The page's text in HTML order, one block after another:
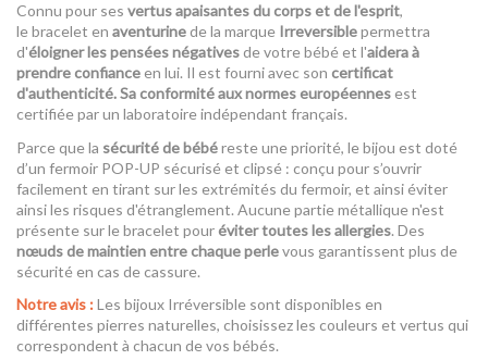
Connu pour ses vertus apaisantes du corps et de l'esprit,
le bracelet en aventurinede la marque Irreversiblepermettra
d'éloigner les pensées négativesde votre bébé et l'aidera à
prendre confiance en lui. Il est fourni avec son certificat
d'authenticité. Sa conformité aux normes européennes est
certifiée par un laboratoire indépendant français.
Parce que la sécurité de bébéreste une priorité, le bijou est doté
d’un fermoir POP-UP sécurisé et clipsé : conçu pour s’ouvrir
facilement en tirant sur les extrémités du fermoir, et ainsi éviter
ainsi les risques d'étranglement. Aucune partie métallique n'est
présente sur le bracelet pouréviter toutes les allergies. Des
nœuds de maintien entre chaque perlevous garantissent plus de
sécurité en cas de cassure.
Notre avis :Les bijoux Irréversible sont disponibles en
différentes pierres naturelles, choisissez les couleurs et vertus qui
correspondent à chacun de vos bébés.